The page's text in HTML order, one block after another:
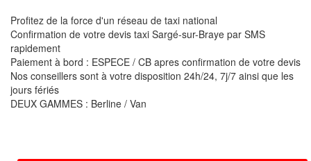
Profitez de la force d'un réseau de taxi national
Confirmation de votre devis taxi Sargé-sur-Braye par SMS
rapidement
Paiement à bord : ESPECE / CB apres confirmation de votre devis
Nos conseillers sont à votre disposition 24h/24, 7j/7 ainsi que les
jours fériés
DEUX GAMMES : Berline / Van